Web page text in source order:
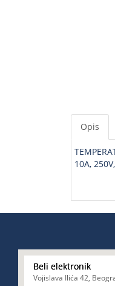
Opis
10A,
Beli elektronik
Vojislava Ilića 42,